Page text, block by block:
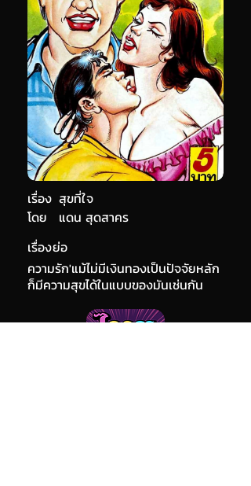
เรื่อง สุขที่ใจ
แดน สุดสาคร
โดย
เรื่องย่อ
ความรัก'แม้ไม่มีเงินทองเป็นปัจจัยหลัก
ก็มีความสุขได้ในแบบของมันเช่นกัน